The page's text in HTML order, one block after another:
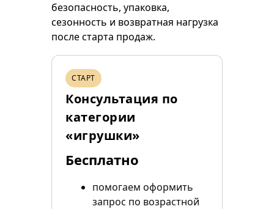
безопасность, упаковка,
сезонность и возвратная нагрузка
после старта продаж.
СТАРТ
Консультация по
категории
«игрушки»
Бесплатно
помогаем оформить
запрос по возрастной